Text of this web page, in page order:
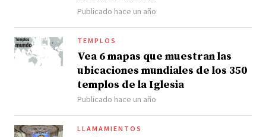
Publicado hace un año
TEMPLOS
Vea 6 mapas que muestran las
ubicaciones mundiales de los 350
templos de la Iglesia
Publicado hace un año
LLAMAMIENTOS